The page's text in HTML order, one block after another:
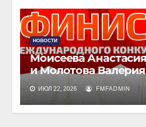
НОВОСТИ
Моисеева
и Молотова Валерия
лауреаты
международного
конкурса талантов
ИЮЛ 22, 2026 FMFADMIN